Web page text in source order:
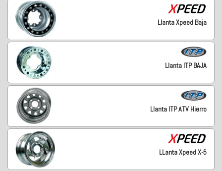
Llanta Xpeed Baja
Llanta ITP BAJA
Llanta ITP ATV Hierro
LLanta Xpeed X-5